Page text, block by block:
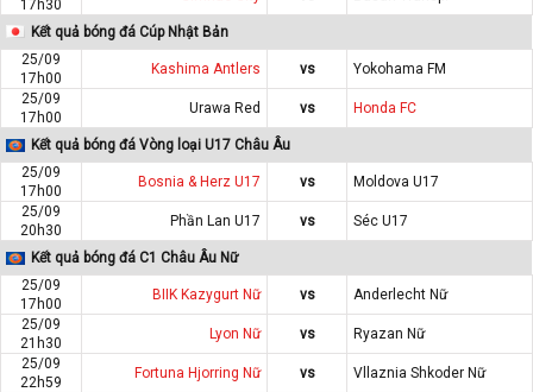
17h30
Kết quả bóng đá Cúp Nhật Bản
25/09
17h00
Kashima Antlers vs
Yokohama FM
25/09
17h00
Urawa Red vs Honda FC
Kết quả bóng đá Vòng loại U17 Châu Âu
25/09
17h00
Bosnia & Herz U17 vs
Moldova U17
25/09
20h30
Phần Lan U17 vs Séc U17
Kết quả bóng đá C1 Châu Âu Nữ
25/09
17h00
BIIK Kazygurt Nữ vs
Anderlecht Nữ
25/09
21h30
Lyon Nữ vs
Ryazan Nữ
25/09
22h59
Fortuna Hjorring Nữ vs
Vllaznia Shkoder Nữ